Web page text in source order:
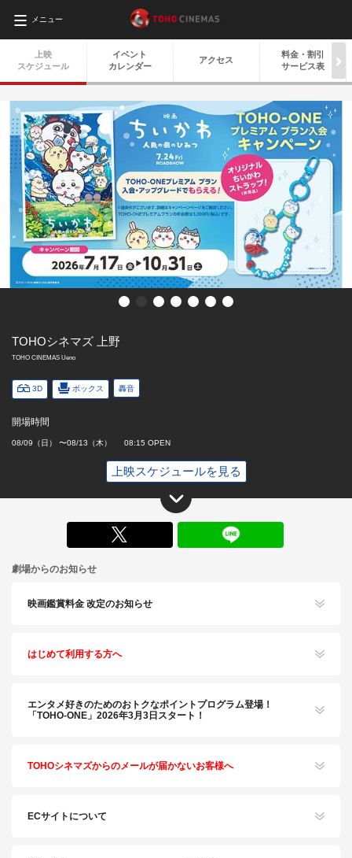
メニュー
上映
スケジュール
イベント
カレンダー
アクセス
料金・ 割引
サービス表
TOHOシネマズ 上野
TOHO CINEMAS Ueno
3D ボックス 轟音
開場時間
08/09（日） 〜08/13（木） 08:15 OPEN
上映スケジュールを見る
劇場からのお知らせ
映画鑑賞料金 改定のお知らせ
はじめて利用する方へ
エンタメ好きのためのおトクなポイントプログラム登場！
「TOHO-ONE」2026年3月3日スタート！
TOHOシネマズからのメールが届かないお客様へ
ECサイトについて